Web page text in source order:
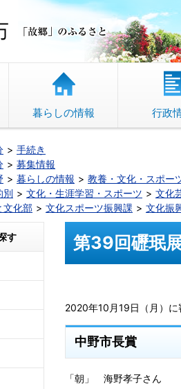
中野市 「故
暮らしの情報 行政
手続き
募集情報
暮らしの情報 教養・文化・スポー
別 文化・生涯学習・スポーツ
文化
文化部 文化スポーツ振興課 文化振
第39回礰珉
2020年10月19日（月）に
中野市長賞
「朝」 海野孝子さん
す